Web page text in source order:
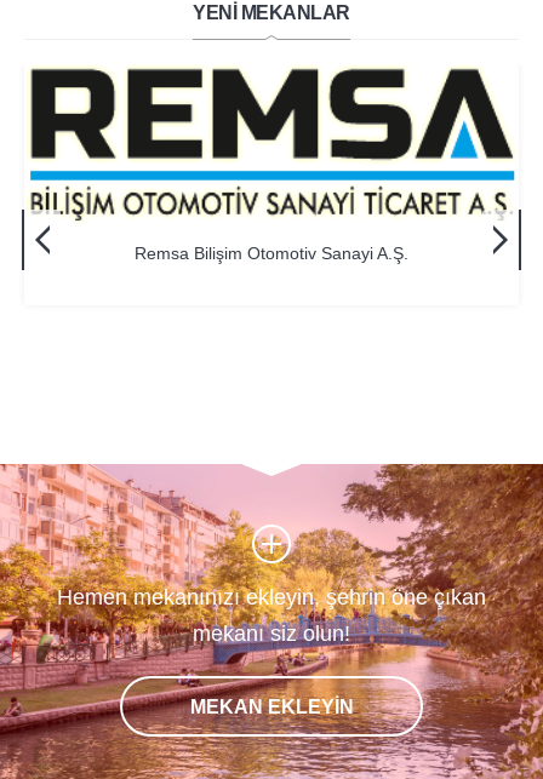
YENİ MEKANLAR
Remsa Bilişim Otomotiv Sanayi A.Ş.
Hemen mekanınızı ekleyin, şehrin öne çıkan
mekanı siz olun!
MEKAN EKLEYİN